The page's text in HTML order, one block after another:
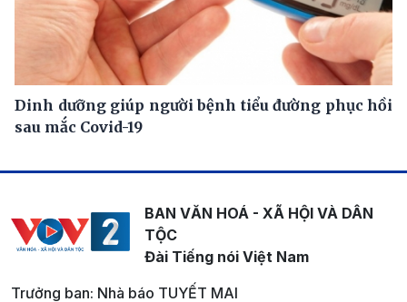
Dinh dưỡng giúp người bệnh tiểu đường phục hồi
sau mắc Covid-19
BAN VĂN HOÁ - XÃ HỘI VÀ DÂN
TỘC
Đài Tiếng nói Việt Nam
Trưởng ban: Nhà báo TUYẾT MAI